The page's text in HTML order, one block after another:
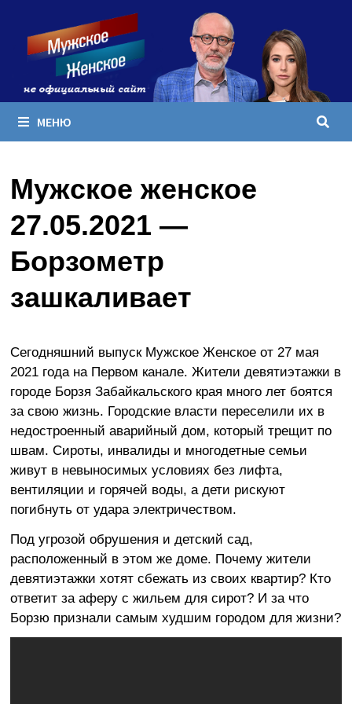
содержимому
МЕНЮ
Мужское женское
27.05.2021 —
Борзометр
зашкаливает
Сегодняшний выпуск Мужское Женское от 27 мая
2021 года на Первом канале. Жители девятиэтажки в
городе Борзя Забайкальского края много лет боятся
за свою жизнь. Городские власти переселили их в
недостроенный аварийный дом, который трещит по
швам. Сироты, инвалиды и многодетные семьи
живут в невыносимых условиях без лифта,
вентиляции и горячей воды, а дети рискуют
погибнуть от удара электричеством.
Под угрозой обрушения и детский сад,
расположенный в этом же доме. Почему жители
девятиэтажки хотят сбежать из своих квартир? Кто
ответит за аферу с жильем для сирот? И за что
Борзю признали самым худшим городом для жизни?